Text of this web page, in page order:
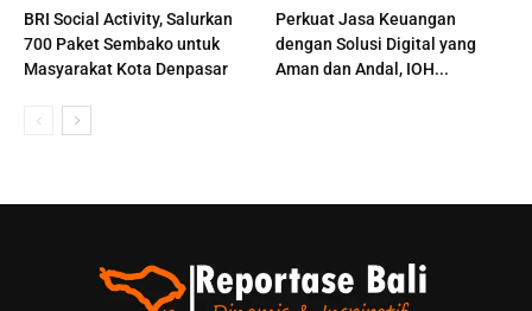
BRI Social Activity, Salurkan
700 Paket Sembako untuk
Masyarakat Kota Denpasar
Perkuat Jasa Keuangan
dengan Solusi Digital yang
Aman dan Andal, IOH...